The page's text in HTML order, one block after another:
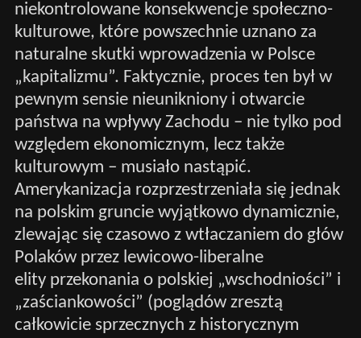
niekontrolowane konsekwencje społeczno-
kulturowe, które powszechnie uznano za
naturalne skutki wprowadzenia w Polsce
„kapitalizmu”. Faktycznie, proces ten był w
pewnym sensie nieunikniony i otwarcie
państwa na wpływy Zachodu – nie tylko pod
względem ekonomicznym, lecz także
kulturowym – musiało nastąpić.
Amerykanizacja rozprzestrzeniała się jednak
na polskim gruncie wyjątkowo dynamicznie,
zlewając się czasowo z wtłaczaniem do głów
Polaków przez lewicowo-liberalne
elity przekonania o polskiej „wschodniości” i
„zaściankowości” (poglądów zresztą
całkowicie sprzecznych z historycznym